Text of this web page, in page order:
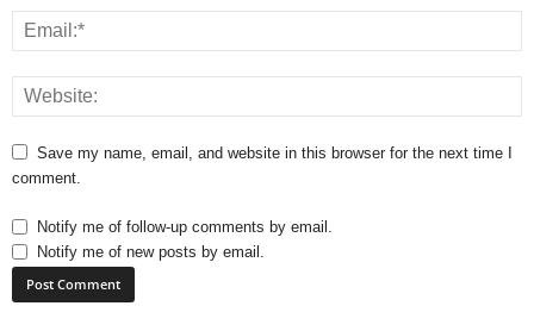
Save my name, email, and website in this browser for the next time I
comment.
Notify me of follow-up comments by email.
Notify me of new posts by email.